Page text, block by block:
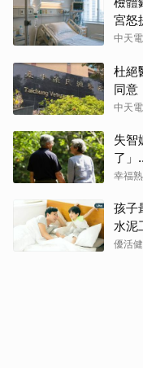
宮怒
中天
杜絕
同意
中天
失智
了」
樣」
幸福
孩子
水泥
優活